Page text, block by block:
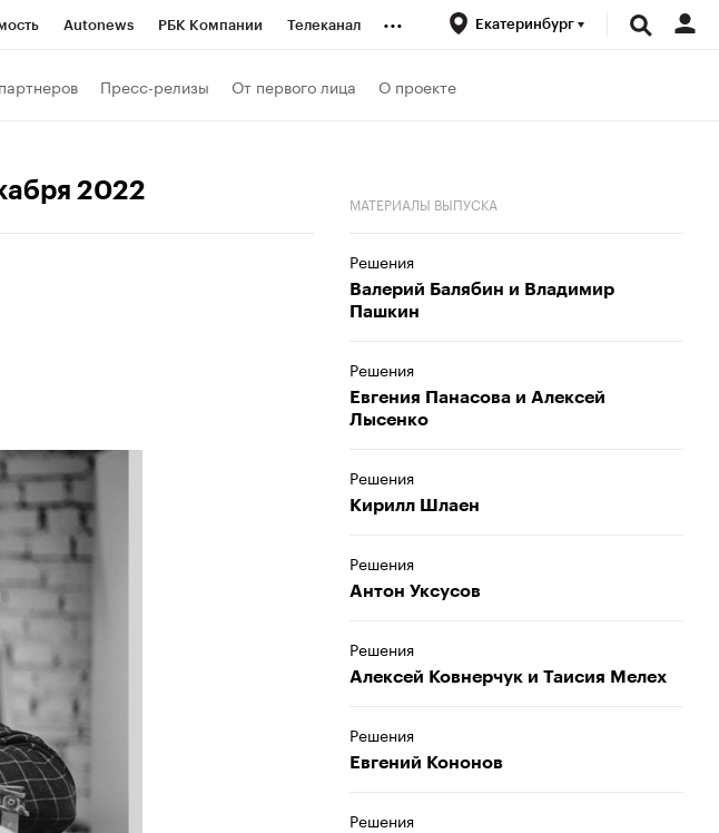
Autonews РБК Компании Телеканал
СПб
... Екатеринбург
Пресс-релизы От первого лица О проекте
2022 МАТЕРИАЛЫ ВЫПУСКА
Решения
Валерий Балябин и Владимир
Пашкин
Решения
Евгения Панасова и Алексей
Лысенко
Решения
Кирилл Шлаен
Решения
Антон Уксусов
Решения
Алексей Ковнерчук и Таисия Мелех
Решения
Евгений Кононов
Решения